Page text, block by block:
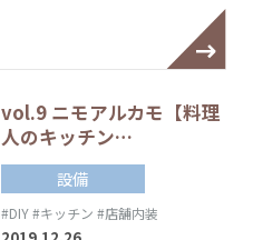
vol.9 ニモアルカモ【料理
人のキッチン…
設備
#DIY#キッチン #店舗内装